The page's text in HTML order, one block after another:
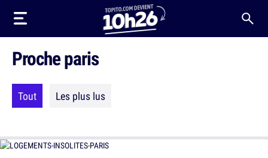
Proche paris
Tout Les plus lus